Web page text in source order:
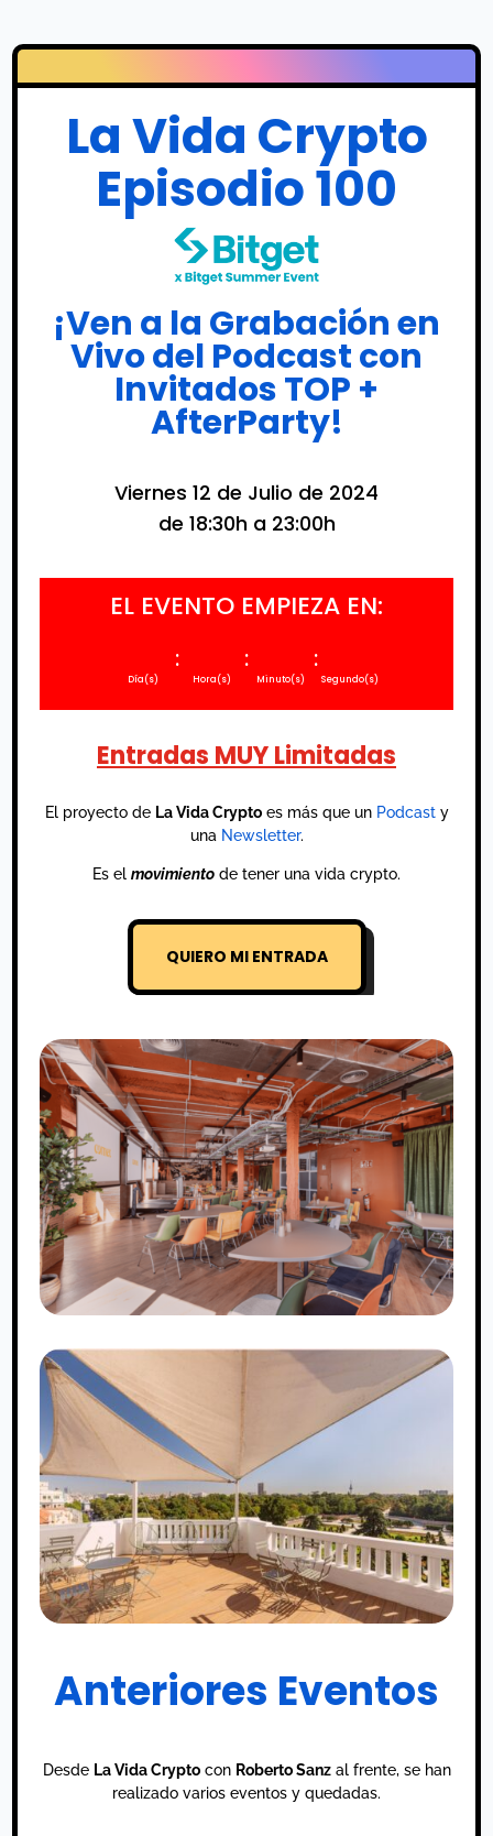
La Vida Crypto
Episodio 100
¡Ven a la Grabación en
Vivo del Podcast con
Invitados TOP +
AfterParty!
Viernes 12 de Julio de 2024
de 18:30h a 23:00h
EL EVENTO EMPIEZA EN:
Día(s)
:
Hora(s)
:
Minuto(s)
:
Segundo(s)
Entradas MUY Limitadas
El proyecto de La Vida Cryptoes más que un Podcasty
una Newsletter.
Es el movimiento de tener una vida crypto.
QUIERO MI ENTRADA
Anteriores Eventos
Desde La Vida Cryptocon Roberto Sanzal frente, se han
realizado varios eventos y quedadas.